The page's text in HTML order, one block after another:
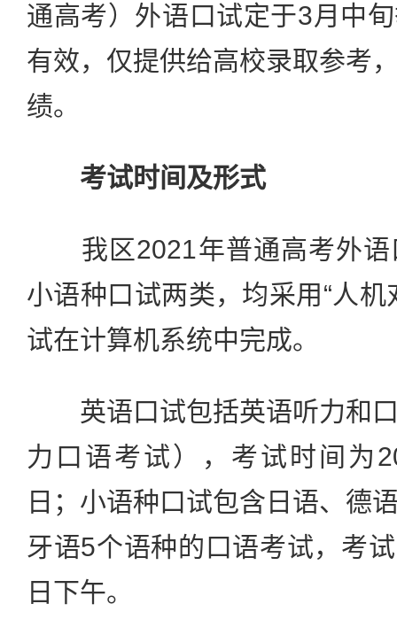
通高考）外语口试定于3月中
有效，仅提供给高校录取参考
绩。
考试时间及形式
我区2021年普通高考外语
小语种口试两类，均采用“人机
试在计算机系统中完成。
英语口试包括英语听力和口
力口语考试），考试时间为
日；小语种口试包含日语、德
牙语5个语种的口语考试，考
日下午。